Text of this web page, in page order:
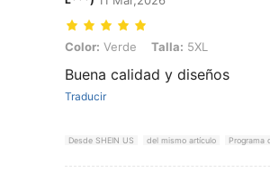
Color: Verde, Talla: 5XL
Color: Verde Talla: 5XL
Buena calidad y diseños
Traducir
Desde SHEIN US del mismo artículo Programa